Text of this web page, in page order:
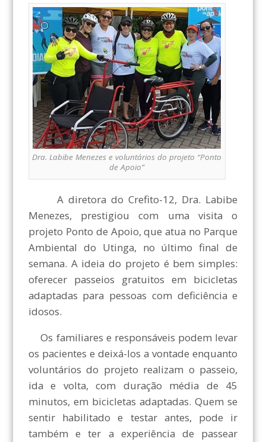
Dra. Labibe Menezes e voluntários do projeto “Ponto
de Apoio”
A diretora do Crefito-12, Dra. Labibe
Menezes, prestigiou com uma visita o
projeto Ponto de Apoio, que atua no Parque
Ambiental do Utinga, no último final de
semana. A ideia do projeto é bem simples:
oferecer passeios gratuitos em bicicletas
adaptadas para pessoas com deficiência e
idosos.
Os familiares e responsáveis podem levar
os pacientes e deixá-los a vontade enquanto
voluntários do projeto realizam o passeio,
ida e volta, com duração média de 45
minutos, em bicicletas adaptadas. Quem se
sentir habilitado e testar antes, pode ir
também e ter a experiência de passear